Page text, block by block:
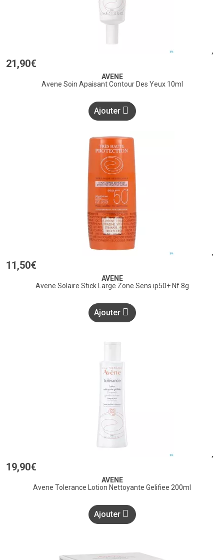
21 ,90€
AVENE
Avene Soin Apaisant Contour Des Yeux 10ml
Ajouter
11 ,50€
AVENE
Avene Solaire Stick Large Zone Sens.ip50+ Nf 8g
Ajouter
19,90€
AVENE
Avene Tolerance Lotion Nettoyante Gelifiee 200ml
Ajouter